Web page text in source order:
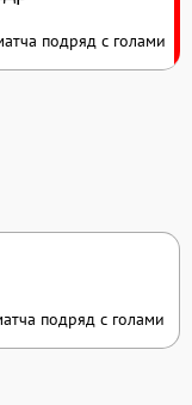
подряд с голами
подряд с голами